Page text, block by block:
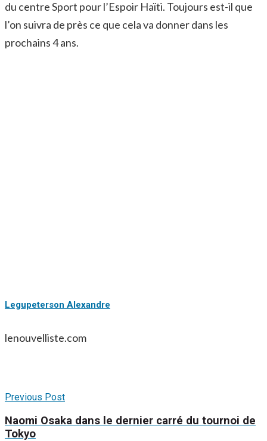
du centre Sport pour l’Espoir Haïti. Toujours est-il que
l’on suivra de près ce que cela va donner dans les
prochains 4 ans.
Legupeterson Alexandre
lenouvelliste.com
Previous Post
Naomi Osaka dans le dernier carré du tournoi de
Tokyo